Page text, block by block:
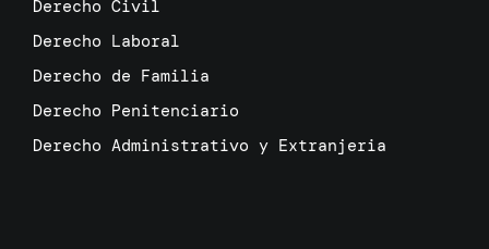
Derecho Civil
Derecho Laboral
Derecho de Familia
Derecho Penitenciario
Derecho Administrativo y Extranjeria